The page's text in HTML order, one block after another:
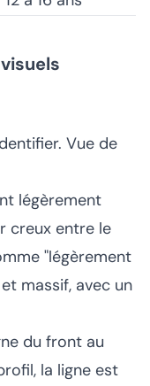
Vue de
légèrement
creux entre le
"légèrement
massif, avec un
du front au
la ligne est